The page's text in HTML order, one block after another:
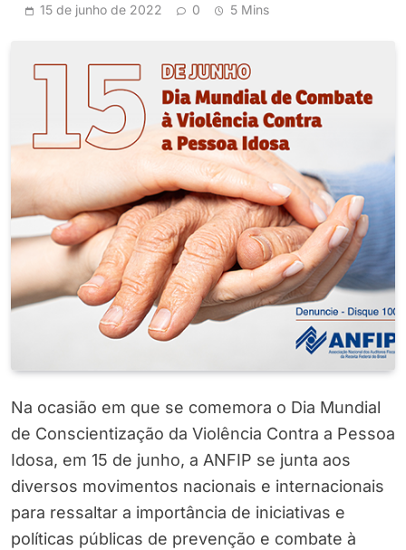
15 de junho de 2022 0 5 Mins
Na ocasião em que se comemora o Dia Mundial
de Conscientização da Violência Contra a Pessoa
Idosa, em 15 de junho, a ANFIP se junta aos
diversos movimentos nacionais e internacionais
para ressaltar a importância de iniciativas e
políticas públicas de prevenção e combate à